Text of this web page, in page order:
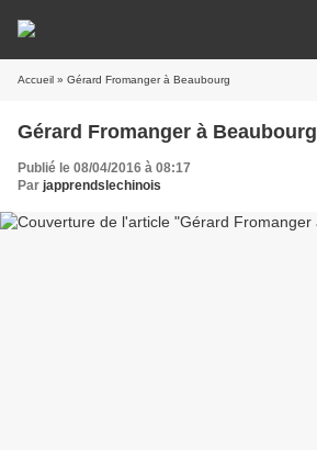
Accueil » Gérard Fromanger à Beaubourg
Gérard Fromanger à Beaubourg
Publié le 08/04/2016 à 08:17
Par japprendslechinois